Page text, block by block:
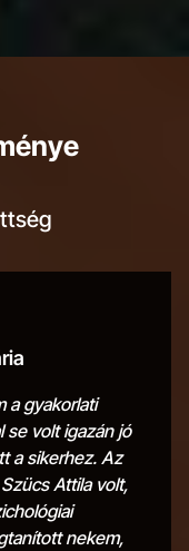
a gyakorlati
se volt igazán jó
a sikerhez. Az
Attila volt,
nekem,